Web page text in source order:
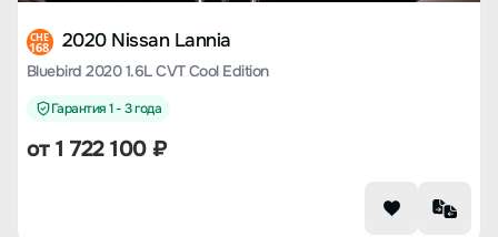
CHE
168 2020 Nissan Lannia
Bluebird 2020 1.6L CVT Cool Edition
Гарантия 1 - 3 года
от1 722 100₽